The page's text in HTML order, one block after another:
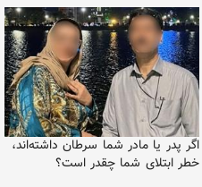
اگر پدر یا مادر شما سرطان داشته‌اند،
خطر ابتلای شما چقدر است؟